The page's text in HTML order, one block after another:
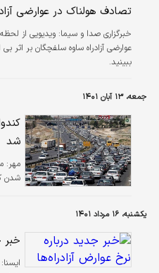
تصادف هولناک در عوارضی
خبرگزاری صدا و سیما: ویدیویی از
عوارضی آزادراه ساوه سلفچگان بر اثر
ببینید.
جمعه، ۱۳ آبان ۱۴۰۱
شد
مهر:
شدن
یکشنبه، ۱۶ مرداد ۱۴۰۱
خبر
ايسنا: